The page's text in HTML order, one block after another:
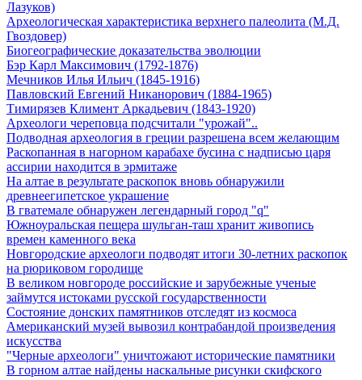
Лазуков)
Археологическая характеристика верхнего палеолита (М.Д.
Гвоздовер)
Биогеографические доказательства эволюции
Бэр Карл Максимович (1792-1876)
Мечников Илья Ильич (1845-1916)
Павловский Евгений Никанорович (1884-1965)
Тимирязев Климент Аркадьевич (1843-1920)
Археологи череповца подсчитали "урожай"..
Подводная археология в греции разрешена всем желающим
Раскопанная в нагорном карабахе бусина с надписью царя
ассирии находится в эрмитаже
На алтае в результате раскопок вновь обнаружили
древнеегипетское украшение
В гватемале обнаружен легендарный город "q"
Южноуральская пещера шульган-таш хранит живопись
времен каменного века
Новгородские археологи подводят итоги 30-летних раскопок
на рюриковом городище
В великом новгороде российские и зарубежные ученые
займутся истоками русской государственности
Состояние донских памятников отследят из космоса
Американский музей вывозил контрабандой произведения
искусства
"Черные археологи" уничтожают исторические памятники
В горном алтае найдены наскальные рисунки скифского